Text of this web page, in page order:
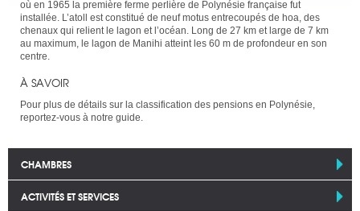
où en 1965 la première ferme perlière de Polynésie française fut
installée. L’atoll est constitué de neuf motus entrecoupés de hoa, des
chenaux qui relient le lagon et l’océan. Long de 27 km et large de 7 km
au maximum, le lagon de Manihi atteint les 60 m de profondeur en son
centre.
À SAVOIR
Pour plus de détails sur la classification des pensions en Polynésie,
reportez-vous à notre guide.
CHAMBRES
ACTIVITÉS ET SERVICES